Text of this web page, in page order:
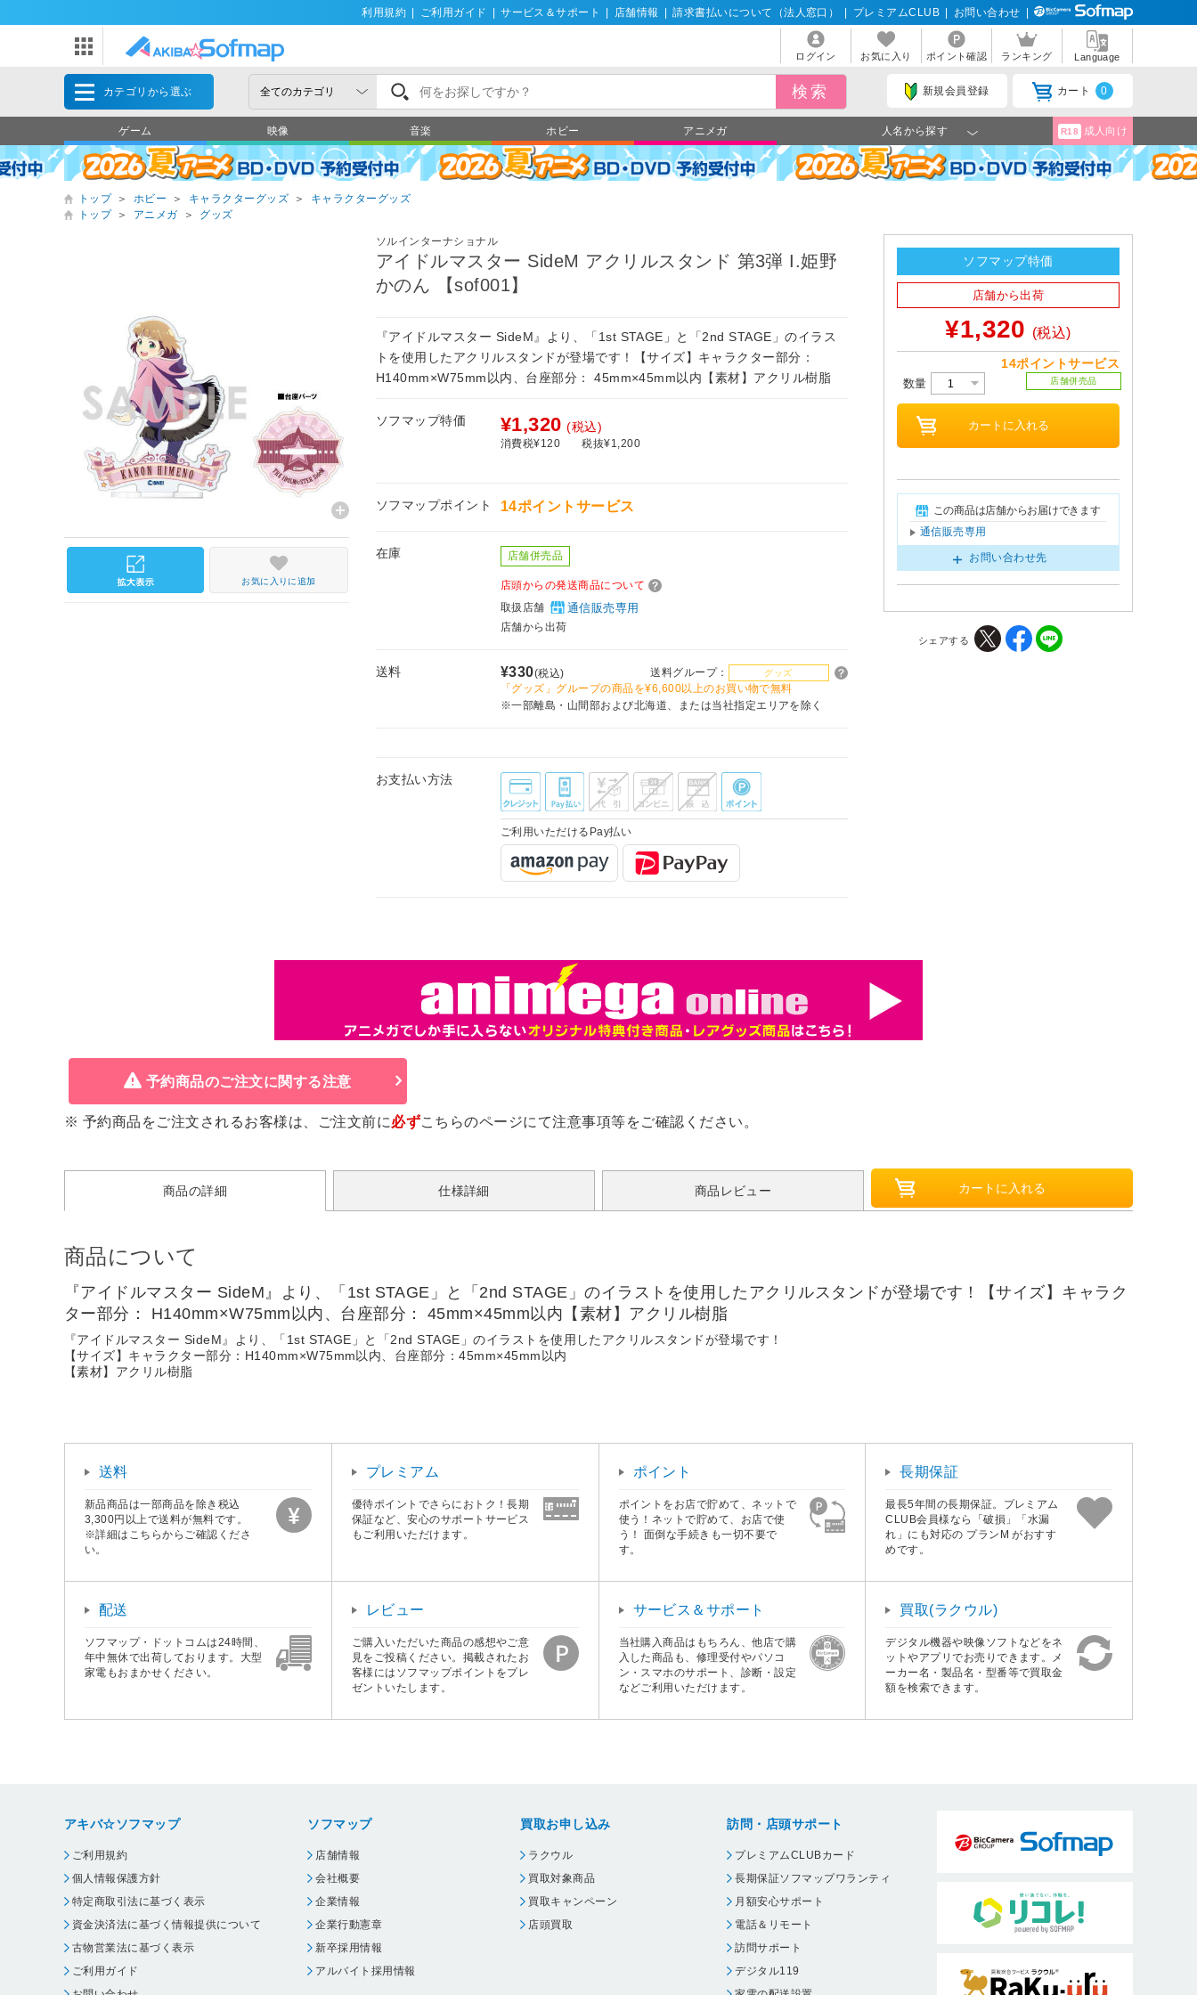
利用規約 ご利用ガイド サービス＆サポート 店舗情報 請求書払いについて（法人窓口） プレミアムCLUB お問い合わせ
ログイン お気に入り ポイント確認 ランキング Language
カテゴリから選ぶ 新規会員登録 カート 0
ゲーム 映像 音楽 ホビー アニメガ 人名から探す R18 成人向け
トップ ＞ ホビー ＞ キャラクターグッズ ＞
キャラクターグッズ
トップ
＞ アニメガ ＞ グッズ
ソルインターナショナル
アイドルマスター SideM アクリルスタンド 第3弾 I.姫野
かのん 【sof001】
『アイドルマスター SideM』より、「1st STAGE」と「2nd STAGE」のイラス
トを使用したアクリルスタンドが登場です！【サイズ】キャラクター部分：
H140mm×W75mm以内、台座部分： 45mm×45mm以内【素材】アクリル樹脂
ソフマップ特価 ¥1,320 (税込)
消費税¥120 税抜¥1,200
ソフマップポイント 14ポイントサービス
在庫 店舗併売品
店頭からの発送商品について
取扱店舗
通信販売専用
店舗から出荷
送料 ¥330(税込) 送料グループ： グッズ
「グッズ」グループの商品を¥6,600以上のお買い物で無料
※一部離島・山間部および北海道、または当社指定エリアを除く
お支払い方法
ご利用いただけるPay払い
お気に入りに追加
ソフマップ特価
店舗から出荷
¥1,320 (税込)
14ポイントサービス
数量 店舗併売品
この商品は店舗からお届けできます
通信販売専用
お問い合わせ先
シェアする
予約商品のご注文に関する注意
※ 予約商品をご注文されるお客様は、ご注文前に必ずこちらのページにて注意事項等をご確認ください。
商品の詳細 仕様詳細 商品レビュー
商品について
『アイドルマスター SideM』より、「1st STAGE」と「2nd STAGE」のイラストを使用したアクリルスタンドが登場です！【サイズ】キャラク
ター部分： H140mm×W75mm以内、台座部分： 45mm×45mm以内【素材】アクリル樹脂
『アイドルマスター SideM』より、「1st STAGE」と「2nd STAGE」のイラストを使用したアクリルスタンドが登場です！
【サイズ】キャラクター部分：H140mm×W75mm以内、台座部分：45mm×45mm以内
【素材】アクリル樹脂
送料
新品商品は一部商品を除き税込
3,300円以上で送料が無料です。
※詳細はこちらからご確認くださ
い。
プレミアム
優待ポイントでさらにおトク！長期
保証など、安心のサポートサービス
もご利用いただけます。
ポイント
ポイントをお店で貯めて、ネットで
使う！ネットで貯めて、お店で使
う！ 面倒な手続きも一切不要で
す。
長期保証
最長5年間の長期保証。プレミアム
CLUB会員様なら「破損」「水漏
れ」にも対応の プランM がおすす
めです。
配送
ソフマップ・ドットコムは24時間、
年中無休で出荷しております。大型
家電もおまかせください。
レビュー
ご購入いただいた商品の感想やご意
見をご投稿ください。掲載されたお
客様にはソフマップポイントをプレ
ゼントいたします。
サービス＆サポート
当社購入商品はもちろん、他店で購
入した商品も、修理受付やパソコ
ン・スマホのサポート、診断・設定
などご利用いただけます。
買取(ラクウル)
デジタル機器や映像ソフトなどをネ
ットやアプリでお売りできます。メ
ーカー名・製品名・型番等で買取金
額を検索できます。
アキバ☆ソフマップ
ご利用規約
個人情報保護方針
特定商取引法に基づく表示
資金決済法に基づく情報提供について
古物営業法に基づく表示
ご利用ガイド
ソフマップ
店舗情報
会社概要
企業情報
企業行動憲章
新卒採用情報
アルバイト採用情報
買取お申し込み
ラクウル
買取対象商品
買取キャンペーン
店頭買取
訪問・店頭サポート
プレミアムCLUBカード
長期保証ソフマップワランティ
月額安心サポート
電話＆リモート
訪問サポート
デジタル119